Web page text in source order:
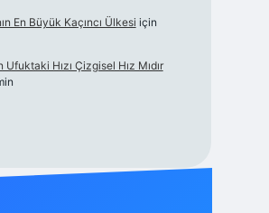
En Büyük Kaçıncı Ülkesi için
Ufuktaki Hızı Çizgisel Hız Mıdır